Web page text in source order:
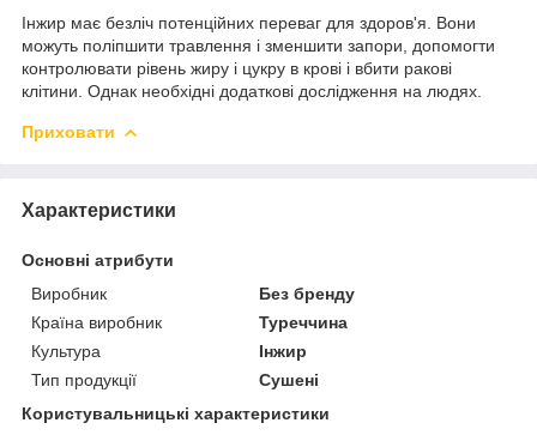
Інжир має безліч потенційних переваг для здоров'я. Вони
можуть поліпшити травлення і зменшити запори, допомогти
контролювати рівень жиру і цукру в крові і вбити ракові
клітини. Однак необхідні додаткові дослідження на людях.
Приховати
Характеристики
Основні атрибути
Виробник
Без бренду
Країна виробник
Туреччина
Культура
Інжир
Тип продукції
Сушені
Користувальницькі характеристики